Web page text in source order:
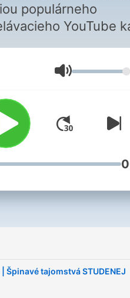
populárneho
YouTube
zážitok sledujte
Inak na YouTube.
Ses
tajomstvá STUDENEJ